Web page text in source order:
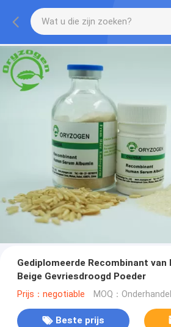
Gediplomeerde Recombinant van
Beige Gevriesdroogd Poeder
Prijs：negotiable MOQ：
Beste prijs